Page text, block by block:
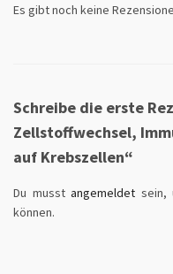
Es gibt noch keine
Schreibe die erste
Zellstoffwechsel,
auf Krebszellen“
Du musst angemeldet sein,
können.